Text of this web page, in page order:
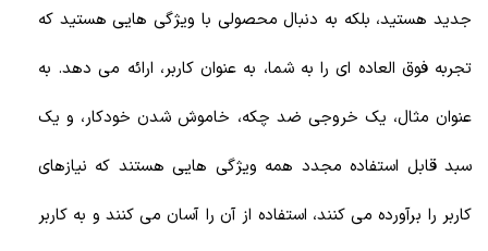
جدید هستید، بلکه به دنبال محصولی با ویژگی هایی هستید که
تجربه فوق العاده ای را به شما، به عنوان کاربر، ارائه می دهد. به
عنوان مثال، یک خروجی ضد چکه، خاموش شدن خودکار، و یک
سبد قابل استفاده مجدد همه ویژگی هایی هستند که نیازهای
کاربر را برآورده می کنند، استفاده از آن را آسان می کنند و به کاربر